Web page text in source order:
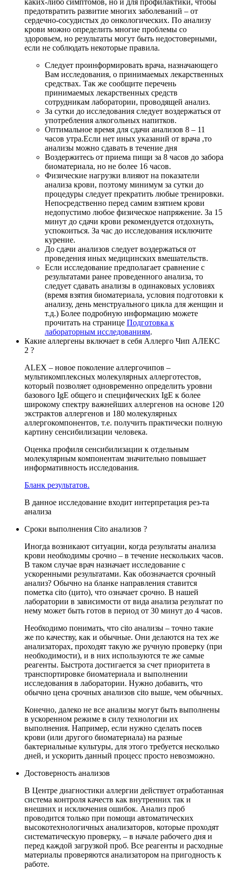
предотвратить развитие многих заболеваний – от
сердечно-сосудистых до онкологических. По анализу
крови можно определить многие проблемы со
здоровьем, но результаты могут быть недостоверными,
если не соблюдать некоторые правила.
Следует проинформировать врача, назначающего
Вам исследования, о принимаемых лекарственных
средствах. Так же сообщите перечень
принимаемых лекарственных средств
сотрудникам лаборатории, проводящей анализ.
За сутки до исследования следует воздержаться от
употребления алкогольных напитков.
Оптимальное время для сдачи анализов 8 – 11
часов утра.Если нет иных указаний от врача ,то
анализы можно сдавать в течение дня
Воздержитесь от приема пищи за 8 часов до забора
биоматериала, но не более 16 часов.
Физические нагрузки влияют на показатели
анализа крови, поэтому минимум за сутки до
процедуры следует прекратить любые тренировки.
Непосредственно перед самим взятием крови
недопустимо любое физическое напряжение. За 15
минут до сдачи крови рекомендуется отдохнуть,
успокоиться. За час до исследования исключите
курение.
До сдачи анализов следует воздержаться от
проведения иных медицинских вмешательств.
Если исследование предполагает сравнение с
результатами ранее проведенного анализа, то
следует сдавать анализы в одинаковых условиях
(время взятия биоматериала, условия подготовки к
анализу, день менструального цикла для женщин и
т.д.) Более подробную информацию можете
прочитать на странице Подготовка к
лабораторным исследованиям.
Какие аллергены включает в себя Аллерго Чип АЛЕКС
2 ?
ALEX – новое поколение аллергочипов –
мультикомплексных молекулярных аллерготестов,
который позволяет одновременно определить уровни
базового IgE общего и специфических IgE к более
широкому спектру важнейших аллергенов на основе 120
экстрактов аллергенов и 180 молекулярных
аллергокомпонентов, т.е. получить практически полную
картину сенсибилизации человека.
Оценка профиля сенсибилизации к отдельным
молекулярным компонентам значительно повышает
информативность исследования.
Бланк результатов.
В данное исследование входит интерпретация рез-та
анализа
Сроки выполнения Cito анализов ?
Иногда возникают ситуации, когда результаты анализа
крови необходимы срочно – в течение нескольких часов.
В таком случае врач назначает исследование с
ускоренными результатами. Как обозначается срочный
анализ? Обычно на бланке направления ставится
пометка cito (цито), что означает срочно. В нашей
лаборатории в зависимости от вида анализа результат по
нему может быть готов в период от 30 минут до 4 часов.
Необходимо понимать, что cito анализы – точно такие
же по качеству, как и обычные. Они делаются на тех же
анализаторах, проходят такую же ручную проверку (при
необходимости), и в них используются те же самые
реагенты. Быстрота достигается за счет приоритета в
транспортировке биоматериала и выполнении
исследования в лаборатории. Нужно добавить, что
обычно цена срочных анализов cito выше, чем обычных.
Конечно, далеко не все анализы могут быть выполнены
в ускоренном режиме в силу технологии их
выполнения. Например, если нужно сделать посев
крови (или другого биоматериала) на разные
бактериальные культуры, для этого требуется несколько
дней, и ускорить данный процесс просто невозможно.
Достоверность анализов
В Центре диагностики аллергии действует отработанная
система контроля качеств как внутренних так и
внешних и исключения ошибок. Анализ проб
проводится только при помощи автоматических
высокотехнологичных анализаторов, которые проходят
систематическую проверку, – в начале рабочего дня и
перед каждой загрузкой проб. Все реагенты и расходные
материалы проверяются анализатором на пригодность к
работе.